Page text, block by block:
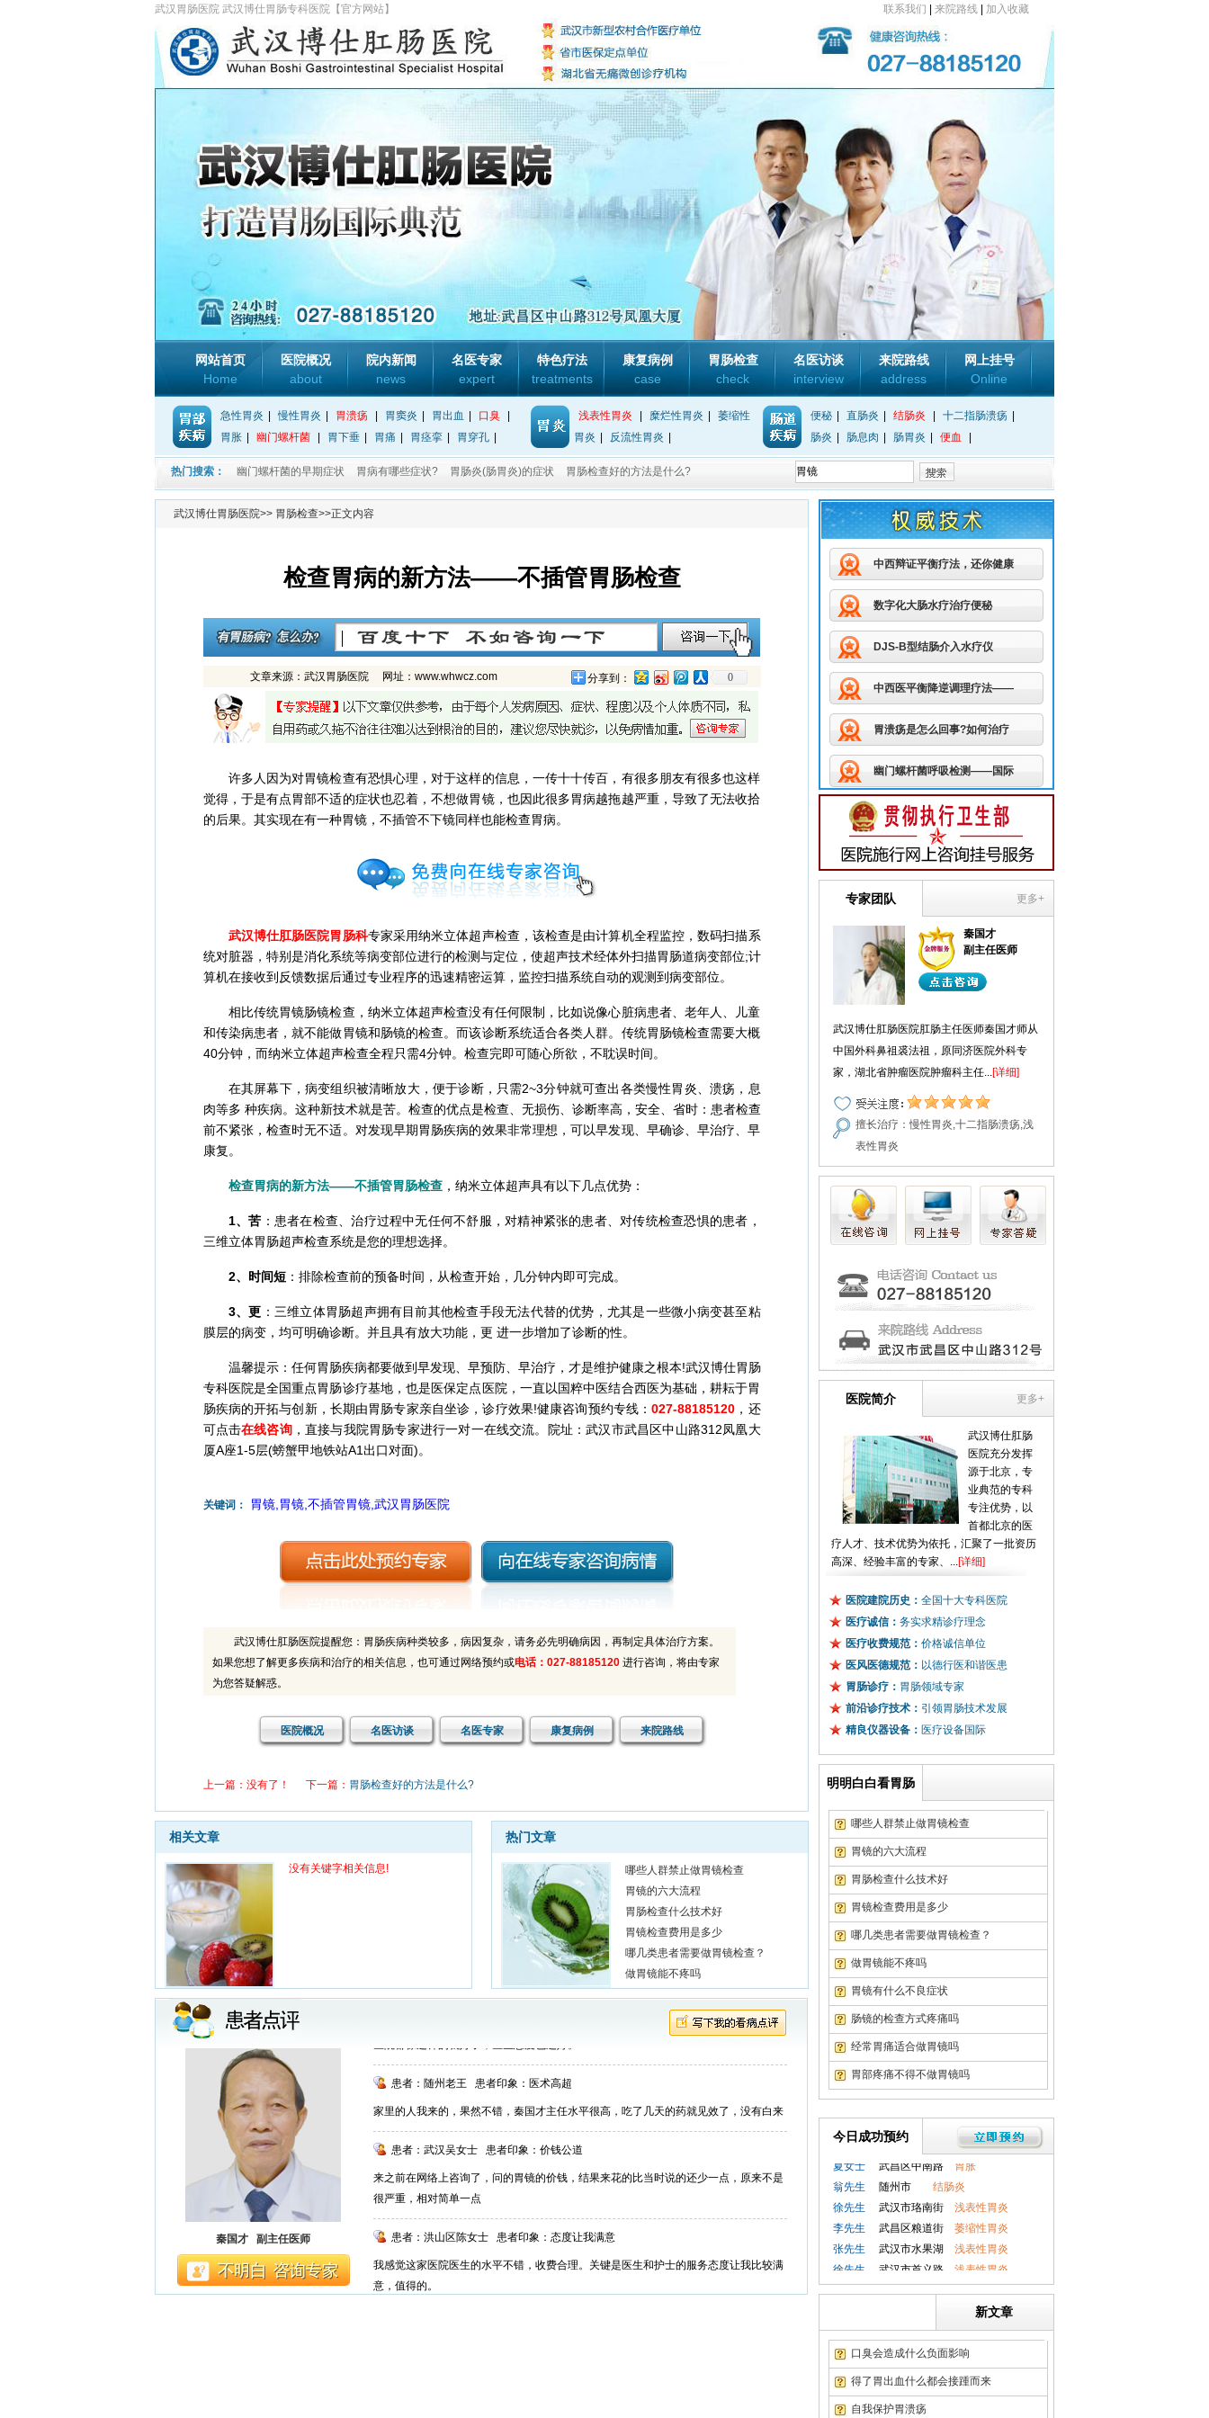
武汉胃肠医院 武汉博仕胃肠专科医院【官方网站】 联系我们 来院路线 加入收藏
网站首页
Home
医院概况
about
院内新闻
news
名医专家
expert
特色疗法
treatments
康复病例
case
胃肠检查
check
名医访谈
interview
来院路线
address
网上挂号
Online
急性胃炎 慢性胃炎 胃溃疡 胃窦炎 胃出血 口臭
胃胀
幽门螺杆菌 胃下垂 胃痛 胃痉挛 胃穿孔
浅表性胃炎 糜烂性胃炎
萎缩性
胃炎
反流性胃炎
便秘 直肠炎 结肠炎 十二指肠溃疡
肠炎
肠息肉 肠胃炎 便血
热门搜索： 幽门螺杆菌的早期症状 胃病有哪些症状? 胃肠炎(肠胃炎)的症状 胃肠检查好的方法是什么?
武汉博仕胃肠医院>> 胃肠检查>>正文内容
检查胃病的新方法——不插管胃肠检查
文章来源：武汉胃肠医院 网址：www.whwcz.com 分享到： 0
许多人因为对胃镜检查有恐惧心理，对于这样的信息，一传十十传百，有很多朋友有很多也这样
觉得，于是有点胃部不适的症状也忍着，不想做胃镜，也因此很多胃病越拖越严重，导致了无法收拾
的后果。其实现在有一种胃镜，不插管不下镜同样也能检查胃病。
武汉博仕肛肠医院胃肠科专家采用纳米立体超声检查，该检查是由计算机全程监控，数码扫描系
统对脏器，特别是消化系统等病变部位进行的检测与定位，使超声技术经体外扫描胃肠道病变部位;计
算机在接收到反馈数据后通过专业程序的迅速精密运算，监控扫描系统自动的观测到病变部位。
相比传统胃镜肠镜检查，纳米立体超声检查没有任何限制，比如说像心脏病患者、老年人、儿童
和传染病患者，就不能做胃镜和肠镜的检查。而该诊断系统适合各类人群。传统胃肠镜检查需要大概
40分钟，而纳米立体超声检查全程只需4分钟。检查完即可随心所欲，不耽误时间。
在其屏幕下，病变组织被清晰放大，便于诊断，只需2~3分钟就可查出各类慢性胃炎、溃疡，息
肉等多 种疾病。这种新技术就是苦。检查的优点是检查、无损伤、诊断率高，安全、省时：患者检查
前不紧张，检查时无不适。对发现早期胃肠疾病的效果非常理想，可以早发现、早确诊、早治疗、早
康复。
检查胃病的新方法——不插管胃肠检查，纳米立体超声具有以下几点优势：
1、苦 ：患者在检查、治疗过程中无任何不舒服，对精神紧张的患者、对传统检查恐惧的患者，
三维立体胃肠超声检查系统是您的理想选择。
2、时间短：排除检查前的预备时间，从检查开始，几分钟内即可完成。
3、更 ：三维立体胃肠超声拥有目前其他检查手段无法代替的优势，尤其是一些微小病变甚至粘
膜层的病变，均可明确诊断。并且具有放大功能，更 进一步增加了诊断的性。
温馨提示：任何胃肠疾病都要做到早发现、早预防、早治疗，才是维护健康之根本!武汉博仕胃肠
专科医院是全国重点胃肠诊疗基地，也是医保定点医院，一直以国粹中医结合西医为基础，耕耘于胃
肠疾病的开拓与创新，长期由胃肠专家亲自坐诊，诊疗效果!健康咨询预约专线：027-88185120 ，还
可点击在线咨询，直接与我院胃肠专家进行一对一在线交流。院址：武汉市武昌区中山路312凤凰大
厦A座1-5层(螃蟹甲地铁站A1出口对面)。
关键词： 胃镜,胃镜,不插管胃镜,武汉胃肠医院
武汉博仕肛肠医院提醒您：胃肠疾病种类较多，病因复杂，请务必先明确病因，再制定具体治疗方案。
如果您想了解更多疾病和治疗的相关信息，也可通过网络预约或电话：027-88185120 进行咨询，将由专家
为您答疑解惑。
医院概况 名医访谈 名医专家 康复病例 来院路线
上一篇：没有了！ 下一篇： 胃肠检查好的方法是什么?
相关文章
没有关键字相关信息!
热门文章
哪些人群禁止做胃镜检查
胃镜的六大流程
胃肠检查什么技术好
胃镜检查费用是多少
哪几类患者需要做胃镜检查？
做胃镜能不疼吗
秦国才 副主任医师
前些日子陪老爸老妈去做身体检查，医院环境不错，大夫也很认真负责。没有什么大毛
病，都是老年性的病，开了些药，回家注意。就是离家路远一些。
患者：宜昌钱先生 患者印象：不错，医生水平不错
患的是慢性糜烂性胃炎，去过好多家医院都没有治断根，还是在网上看到博仕肛肠医院
的，经过秦主任的治疗，吃了几个疗程的药后，现在好多了，在这里谢谢秦主任。
医院环境好，看病方便
患者：随州老王 患者印象：医术高超
家里的人我来的，果然不错，秦国才主任水平很高，吃了几天的药就见效了，没有白来
患者：武汉吴女士 患者印象：价钱公道
来之前在网络上咨询了，问的胃镜的价钱，结果来花的比当时说的还少一点，原来不是
很严重，相对简单一点
患者：洪山区陈女士 患者印象：态度让我满意
我感觉这家医院医生的水平不错，收费合理。关键是医生和护士的服务态度让我比较满
意，值得的。
中西辩证平衡疗法，还你健康
数字化大肠水疗治疗便秘
DJS-B型结肠介入水疗仪
中西医平衡降逆调理疗法——
胃溃疡是怎么回事?如何治疗
幽门螺杆菌呼吸检测——国际
更多+
专家团队
秦国才
副主任医师
武汉博仕肛肠医院肛肠主任医师秦国才师从
中国外科鼻祖裘法祖，原同济医院外科专
家，湖北省肿瘤医院肿瘤科主任...[详细]
擅长治疗：慢性胃炎,十二指肠溃疡,浅
表性胃炎
更多+
医院简介
武汉博仕肛肠
医院充分发挥
源于北京，专
业典范的专科
专注优势，以
首都北京的医
疗人才、技术优势为依托，汇聚了一批资历
高深、经验丰富的专家、...[详细]
医院建院历史： 全国十大专科医院
医疗诚信： 务实求精诊疗理念
医疗收费规范： 价格诚信单位
医风医德规范： 以德行医和谐医患
胃肠诊疗： 胃肠领域专家
前沿诊疗技术： 引领胃肠技术发展
精良仪器设备： 医疗设备国际
明明白白看胃肠
哪些人群禁止做胃镜检查
胃镜的六大流程
胃肠检查什么技术好
胃镜检查费用是多少
哪几类患者需要做胃镜检查？
做胃镜能不疼吗
胃镜有什么不良症状
肠镜的检查方式疼痛吗
经常胃痛适合做胃镜吗
胃部疼痛不得不做胃镜吗
今日成功预约
徐先生武汉市珞南街
李先生武昌区粮道街萎缩性胃炎
张先生
徐先生武汉市首义路浅表性胃炎
赵女士武汉市关山萎缩性胃炎
张先生武汉徐家棚胃溃疡
吴先生 武汉积玉桥 胃肠息肉
直肠炎
钱先生 孝感市
胃肠息肉
夏女士 武昌区中南路 胃胀
翁先生 随州市
结肠炎
徐先生 武汉市珞南街 浅表性胃炎
李先生 武昌区粮道街 萎缩性胃炎
张先生 武汉市水果湖 浅表性胃炎
徐先生 武汉市首义路 浅表性胃炎
吴先生武汉积玉桥胃肠息肉
赵女士武汉紫阳街十二指肠炎
刘先生
洪山区关山
直肠炎
钱先生孝感市胃肠息肉
夏女士武昌区中南路
新文章
口臭会造成什么负面影响
得了胃出血什么都会接踵而来
自我保护胃溃疡